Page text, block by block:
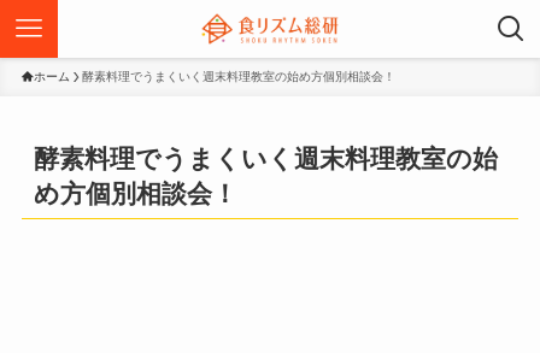
ホーム 酵素料理でうまくいく週末料理教室の始め方個別相談会！
酵素料理でうまくいく週末料理教室の始
め方個別相談会！